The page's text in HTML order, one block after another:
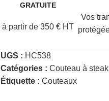
GRATUITE
à partir de 350 € HT
Vos
UGS : HC538
Catégories : Couteau à steak
Étiquette : Couteaux